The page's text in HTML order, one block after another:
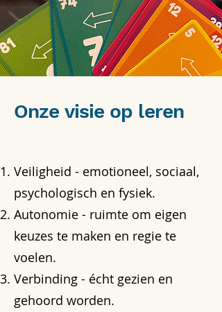
Onze visie op leren
Veiligheid - emotioneel, sociaal,
psychologisch en fysiek.
Autonomie - ruimte om eigen
keuzes te maken en regie te
voelen.
Verbinding - écht gezien en
gehoord worden.